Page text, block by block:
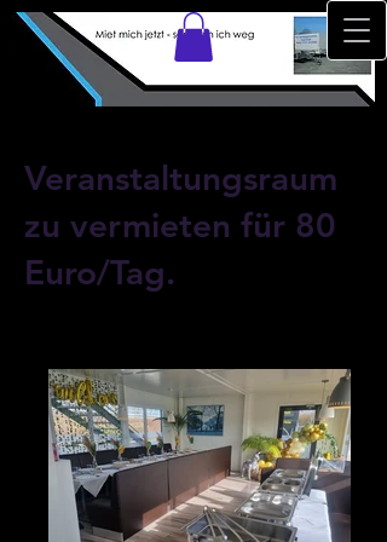
Veranstaltungsraum
zu vermieten für 80
Euro/Tag.